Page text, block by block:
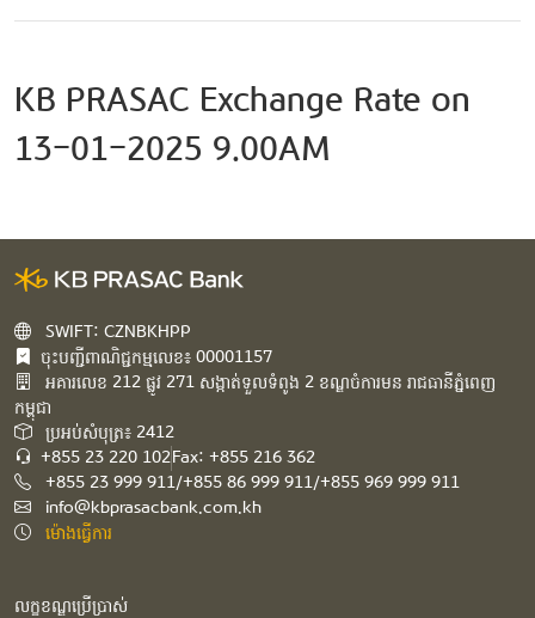
KB PRASAC Exchange Rate on
13-01-2025 9.00AM
SWIFT: CZNBKHPP
ចុះបញ្ជីពាណិជ្ជកម្មលេខ៖ 00001157
អគារ​លេខ​ 212 ផ្លូវ 271 សង្កាត់ទួលទំពូង 2 ខណ្ឌចំការមន រាជធានីភ្នំពេញ
កម្ពុជា​
ប្រអប់សំបុត្រ៖ 2412
+855 23 220 102Fax: +855 216 362
+855 23 999 911/+855 86 999 911/+855 969 999 911
info@kbprasacbank.com.kh
ម៉ោងធ្វើការ
លក្ខខណ្ឌប្រើប្រាស់